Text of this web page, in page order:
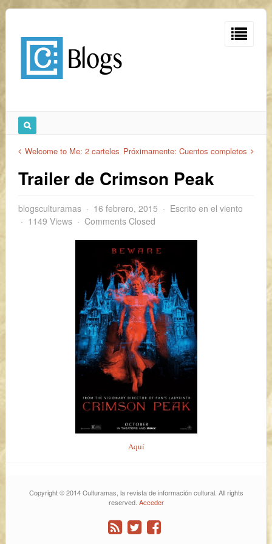
Welcome to Me: 2 carteles Próximamente: Cuentos completos
Trailer de Crimson Peak
blogsculturamas 16 febrero, 2015
Escrito en el viento
1149 Views
Comments Closed
Aquí
Copyright © 2014 Culturamas, la revista de información cultural. All rights
reserved. Acceder